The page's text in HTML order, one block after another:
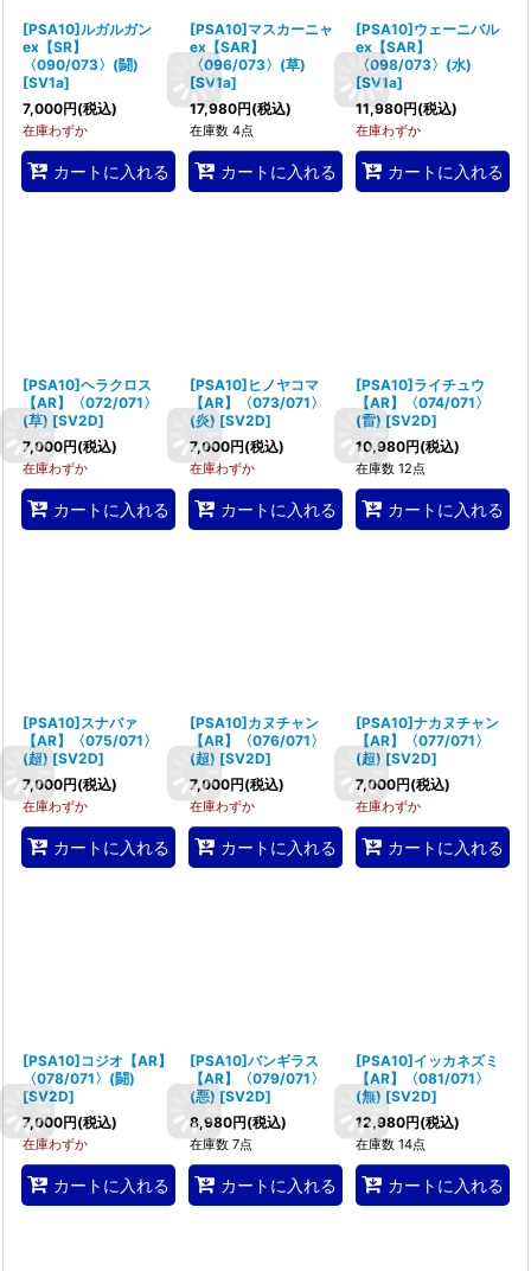
[PSA10]ルガルガン
ex【SR】
〈090/073〉(闘)
[SV1a]
7,000円(税込)
在庫わずか
カートに入れる
[PSA10]マスカーニャ
ex【SAR】
〈096/073〉(草)
[SV1a]
17,980円(税込)
在庫数 4点
カートに入れる
[PSA10]ウェーニバル
ex【SAR】
〈098/073〉(水)
[SV1a]
11,980円(税込)
在庫わずか
カートに入れる
[PSA10]ヘラクロス
【AR】〈072/071〉
(草) [SV2D]
7,000円(税込)
在庫わずか
カートに入れる
[PSA10]ヒノヤコマ
【AR】〈073/071〉
(炎) [SV2D]
7,000円(税込)
在庫わずか
カートに入れる
[PSA10]ライチュウ
【AR】〈074/071〉
(雷) [SV2D]
10,980円(税込)
在庫数 12点
カートに入れる
[PSA10]スナバァ
【AR】〈075/071〉
(超) [SV2D]
7,000円(税込)
在庫わずか
カートに入れる
[PSA10]カヌチャン
【AR】〈076/071〉
(超) [SV2D]
7,000円(税込)
在庫わずか
カートに入れる
[PSA10]ナカヌチャン
【AR】〈077/071〉
(超) [SV2D]
7,000円(税込)
在庫わずか
カートに入れる
[PSA10]コジオ【AR】
〈078/071〉(闘)
[SV2D]
7,000円(税込)
在庫わずか
カートに入れる
[PSA10]バンギラス
【AR】〈079/071〉
(悪) [SV2D]
8,980円(税込)
在庫数 7点
カートに入れる
[PSA10]イッカネズミ
【AR】〈081/071〉
(無) [SV2D]
12,980円(税込)
在庫数 14点
カートに入れる